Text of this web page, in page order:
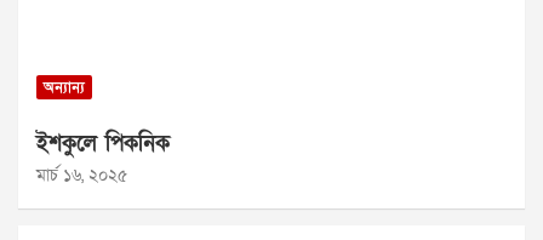
অন্যান্য
ইশকুলে পিকনিক
মার্চ ১৬, ২০২৫